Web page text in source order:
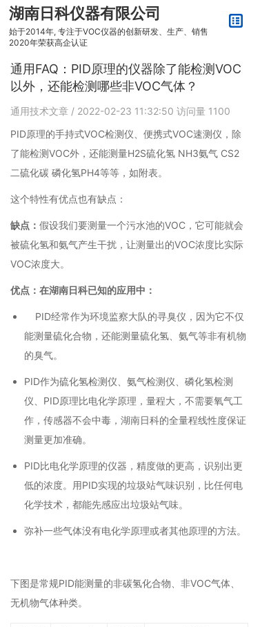
湖南日科仪器有限公司
始于2014年, 专注于VOC仪器的创新研发、生产、销售
2020年荣获高企认证
通用FAQ：PID原理的仪器除了能检测VOC
以外，还能检测哪些非VOC气体？
通用技术文章 / 2022-02-23 11:32:50 访问量 1100
PID原理的手持式VOC检测仪、便携式VOC速测仪，除
了能检测VOC外，还能测量H2S硫化氢 NH3氨气 CS2
二硫化碳 磷化氢PH4等等，如附表。
这个特性有优点也有缺点：
缺点： 假设我们要测量一个污水池的VOC，它可能就会
被硫化氢和氨气产生干扰，让测量出的VOC浓度比实际
VOC浓度大。
优点： 在湖南日科已知的应用中：
PID经常作为环境监察大队的寻臭仪，因为它不仅
能测量硫化合物，还能测量硫化氢、氨气等非有机物
的臭气。
PID作为硫化氢检测仪、氨气检测仪、磷化氢检测
仪、PID原理比电化学原理，量程大，不需要氧气工
作，传感器不会中毒，湖南日科的全量程线性度保证
测量更加准确。
PID比电化学原理的仪器，精度做的更高，识别出更
低的浓度。用PID实现的垃圾站气味识别，比任何电
化学技术，都能先感应出垃圾站气味。
弥补一些气体没有电化学原理或者其他原理的方法。
下图是常规PID能测量的非碳氢化合物、非VOC气体、
无机物气体种类。